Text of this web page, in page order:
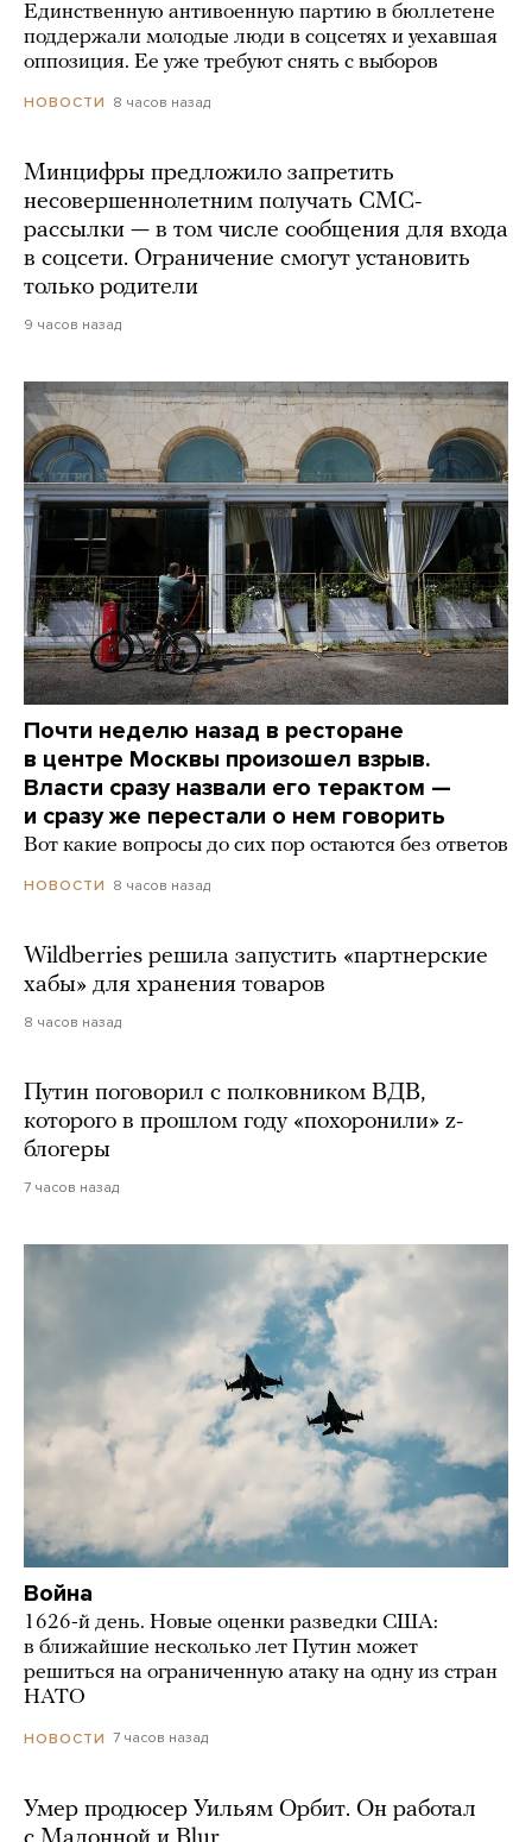
Единственную антивоенную партию в бюллетене
поддержали молодые люди в соцсетях и уехавшая
оппозиция. Ее уже требуют снять с выборов
НОВОСТИ 8 часов назад
Минцифры предложило запретить
несовершеннолетним получать СМС-
рассылки — в том числе сообщения для входа
в соцсети. Ограничение смогут установить
только родители
9 часов назад
Почти неделю назад в ресторане
в центре Москвы произошел взрыв.
Власти сразу назвали его терактом —
и сразу же перестали о нем говорить
Вот какие вопросы до сих пор остаются без ответов
НОВОСТИ 8 часов назад
Wildberries решила запустить «партнерские
хабы» для хранения товаров
8 часов назад
Путин поговорил с полковником ВДВ,
которого в прошлом году «похоронили» z-
блогеры
7 часов назад
Война
1626-й день. Новые оценки разведки США:
в ближайшие несколько лет Путин может
решиться на ограниченную атаку на одну из стран
НАТО
НОВОСТИ 7 часов назад
Умер продюсер Уильям Орбит. Он работал